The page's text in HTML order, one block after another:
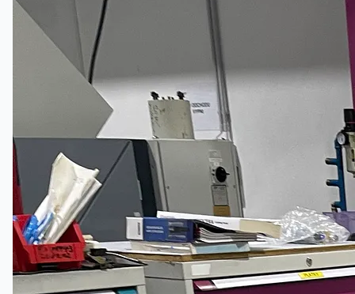
公司名称
认证
博客
联系我们
团队
English
日本語